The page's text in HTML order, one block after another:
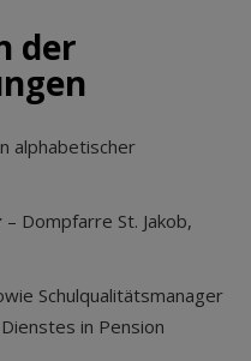
der
alphabetischer
– Dompfarre St. Jakob,
Schulqualitätsmanager
in Pension